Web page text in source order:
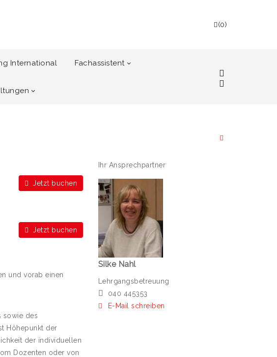
(0)
International Fachassistent
Jetzt buchen
Jetzt buchen
und vorab einen
sowie des
Höhepunkt der
der individuellen
Dozenten oder von
Ihr Ansprechpartner
Silke Nahl
Lehrgangsbetreuung
040 445353
E-Mail schreiben